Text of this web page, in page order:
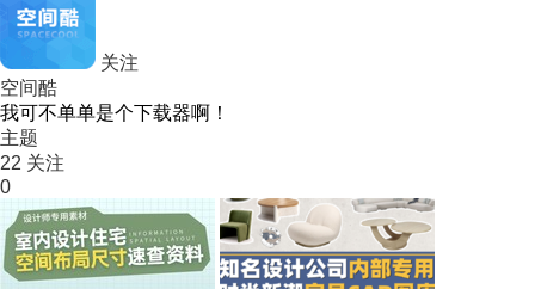
关注
空间酷
我可不单单是个下载器啊！
主题
22 关注
0